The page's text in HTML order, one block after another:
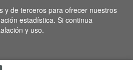
y de terceros para ofrecer nuestros
estadística. Si continua
y uso.